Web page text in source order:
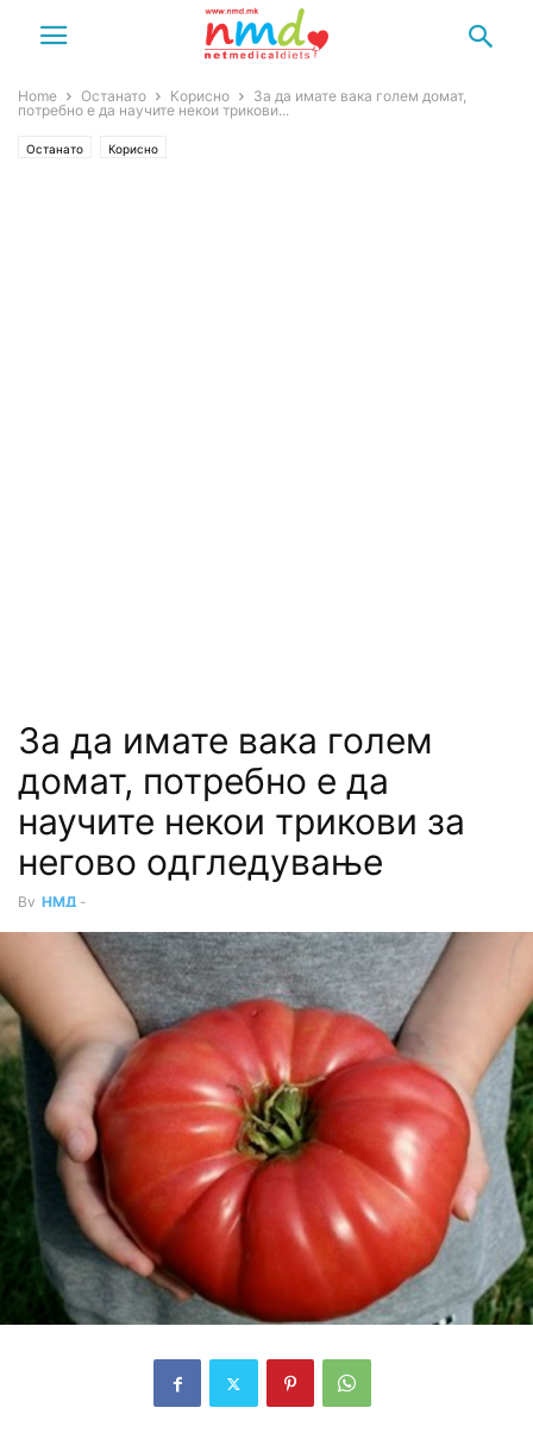
Home Останато Корисно
За да имате вака голем домат,
потребно е да научите некои трикови...
Останато Корисно
За да имате вака голем
домат, потребно е да
научите некои трикови за
негово одгледување
By НМД -